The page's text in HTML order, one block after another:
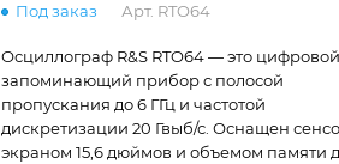
Под заказ Арт. RTO64
Осциллограф R&S RTO64 — это цифровой
запоминающий прибор с полосой
пропускания до 6 ГГц и частотой
дискретизации 20 Гвыб/с. Оснащен
экраном 15,6 дюймов и объемом памяти